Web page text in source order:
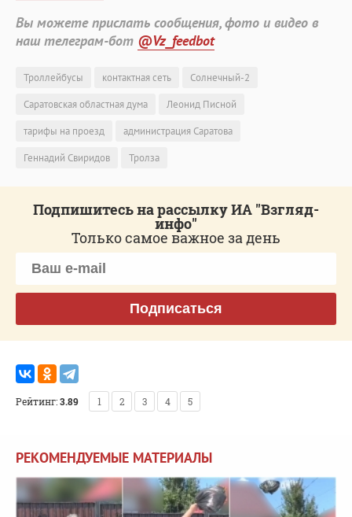
Вы можете прислать сообщения, фото и видео в
наш телеграм-бот @Vz_feedbot
Троллейбусы контактная сеть
Солнечный-2
Саратовская областная дума
Леонид Писной
тарифы на проезд
администрация Саратова
Геннадий Свиридов
Тролза
Подпишитесь на рассылку ИА "Взгляд-
инфо"
Только самое важное за день
Подписаться
Рейтинг:3.89 1 2 3 4 5
РЕКОМЕНДУЕМЫЕ МАТЕРИАЛЫ